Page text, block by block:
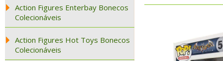
Action Figures Enterbay Bonecos
Colecionáveis
Action Figures Hot Toys Bonecos
Colecionáveis